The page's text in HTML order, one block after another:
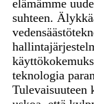
elämämme
suhteen.
teknologia
Tulevaisuuteen